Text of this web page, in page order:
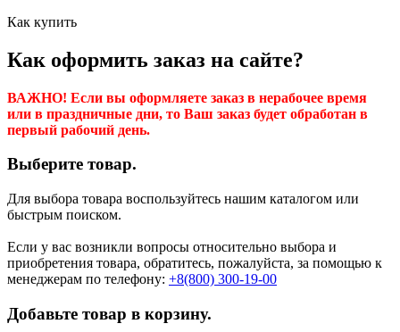
Как купить
Как оформить заказ на сайте?
ВАЖНО! Если вы оформляете заказ в нерабочее время
или в праздничные дни, то Ваш заказ будет обработан в
первый рабочий день.
Выберите товар.
Для выбора товара воспользуйтесь нашим каталогом или
быстрым поиском.
Если у вас возникли вопросы относительно выбора и
приобретения товара, обратитесь, пожалуйста, за помощью к
менеджерам по телефону: +8(800) 300-19-00
Добавьте товар в корзину.